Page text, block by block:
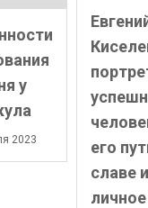
у
2023
его
славе и
личное